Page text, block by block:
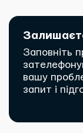
Заповніть
вашу
запит і